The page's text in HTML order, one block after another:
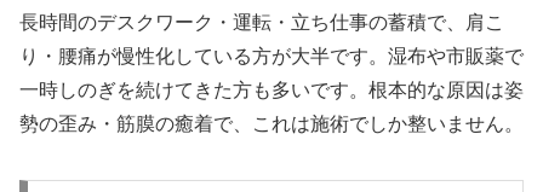
長時間のデスクワーク・運転・立ち仕事の蓄積で、肩こ
り・腰痛が慢性化している方が大半です。湿布や市販薬で
一時しのぎを続けてきた方も多いです。根本的な原因は姿
勢の歪み・筋膜の癒着で、これは施術でしか整いません。